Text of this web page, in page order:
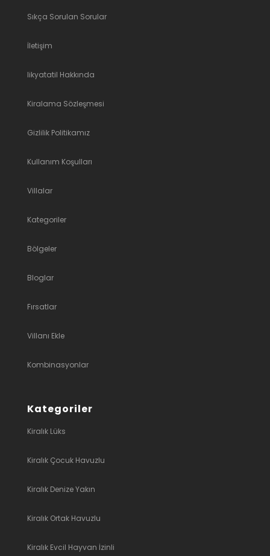
Sıkça Sorulan Sorular
İletişim
likyatatil Hakkında
Kiralama Sözleşmesi
Gizlilik Politikamız
Kullanım Koşulları
Villalar
Kategoriler
Bölgeler
Bloglar
Fırsatlar
Villanı Ekle
Kombinasyonlar
Kategoriler
Kiralık Lüks
Kiralık Çocuk Havuzlu
Kiralık Denize Yakın
Kiralık Ortak Havuzlu
Kiralık Evcil Hayvan İzinli